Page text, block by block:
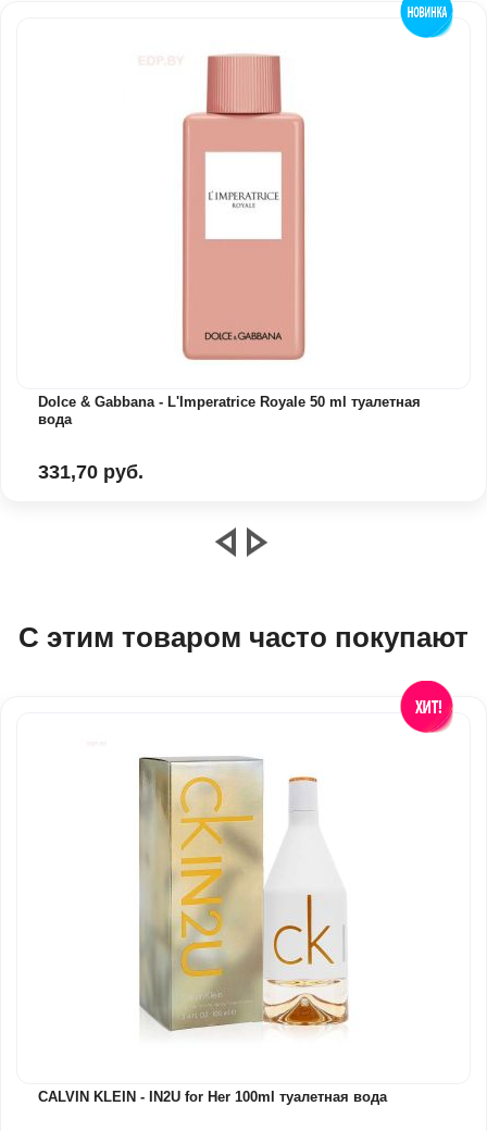
Dolce & Gabbana - L'Imperatrice Royale 50 ml туалетная
вода
331,70 руб.
С этим товаром часто покупают
CALVIN KLEIN - IN2U for Her 100ml туалетная вода